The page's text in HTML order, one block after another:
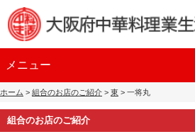
メニュー
ホーム > 組合のお店のご紹介 > 東 > 一将丸
組合のお店のご紹介